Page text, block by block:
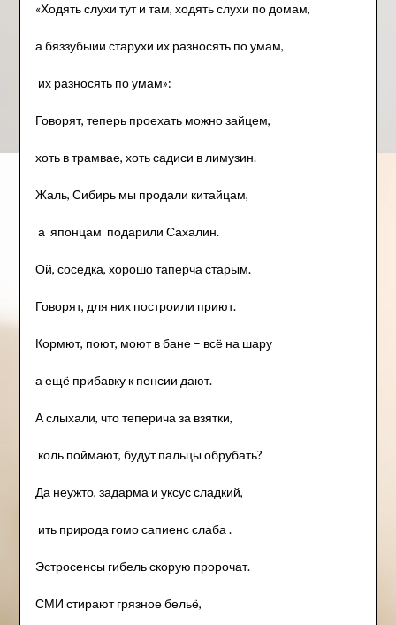
«Ходять слухи тут и там, ходять слухи по домам,
а бяззубыии старухи их разносять по умам,
их разносять по умам»:
Говорят, теперь проехать можно зайцем,
хоть в трамвае, хоть садиси в лимузин.
Жаль, Сибирь мы продали китайцам,
а японцам подарили Сахалин.
Ой, соседка, хорошо таперча старым.
Говорят, для них построили приют.
Кормют, поют, моют в бане – всё на шару
а ещё прибавку к пенсии дают.
А слыхали, что теперича за взятки,
коль поймают, будут пальцы обрубать?
Да неужто, задарма и уксус сладкий,
ить природа гомо сапиенс слаба .
Эстросенсы гибель скорую пророчат.
СМИ стирают грязное бельё,